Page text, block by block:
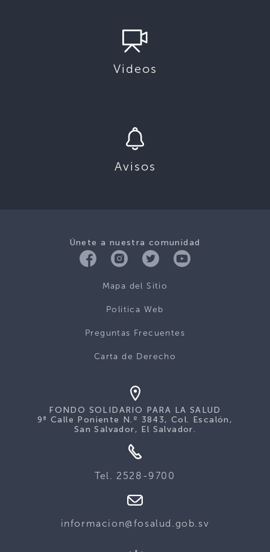
Videos
Avisos
Únete a nuestra comunidad
Mapa del Sitio
Politica Web
Preguntas Frecuentes
Carta de Derecho
FONDO SOLIDARIO PARA LA SALUD
9ª Calle Poniente N.º 3843, Col. Escalón,
San Salvador, El Salvador.
Tel. 2528-9700
informacion@fosalud.gob.sv